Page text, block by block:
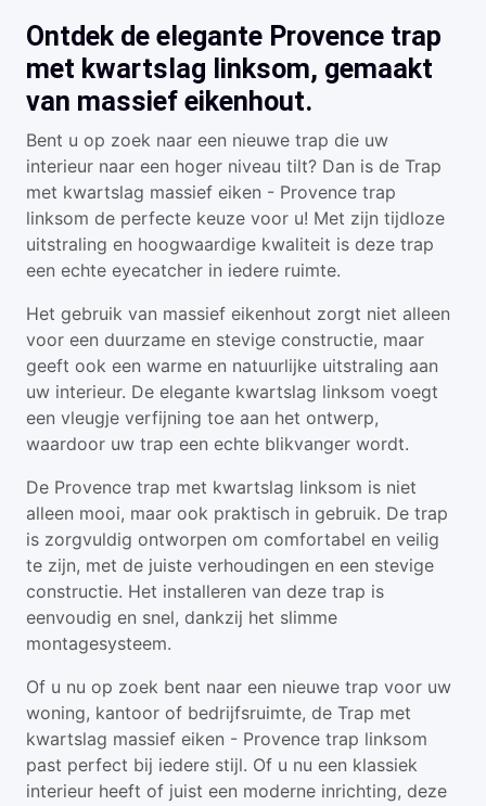
Ontdek de elegante Provence trap
met kwartslag linksom, gemaakt
van massief eikenhout.
Bent u op zoek naar een nieuwe trap die uw
interieur naar een hoger niveau tilt? Dan is de Trap
met kwartslag massief eiken - Provence trap
linksom de perfecte keuze voor u! Met zijn tijdloze
uitstraling en hoogwaardige kwaliteit is deze trap
een echte eyecatcher in iedere ruimte.
Het gebruik van massief eikenhout zorgt niet alleen
voor een duurzame en stevige constructie, maar
geeft ook een warme en natuurlijke uitstraling aan
uw interieur. De elegante kwartslag linksom voegt
een vleugje verfijning toe aan het ontwerp,
waardoor uw trap een echte blikvanger wordt.
De Provence trap met kwartslag linksom is niet
alleen mooi, maar ook praktisch in gebruik. De trap
is zorgvuldig ontworpen om comfortabel en veilig
te zijn, met de juiste verhoudingen en een stevige
constructie. Het installeren van deze trap is
eenvoudig en snel, dankzij het slimme
montagesysteem.
Of u nu op zoek bent naar een nieuwe trap voor uw
woning, kantoor of bedrijfsruimte, de Trap met
kwartslag massief eiken - Provence trap linksom
past perfect bij iedere stijl. Of u nu een klassiek
interieur heeft of juist een moderne inrichting, deze